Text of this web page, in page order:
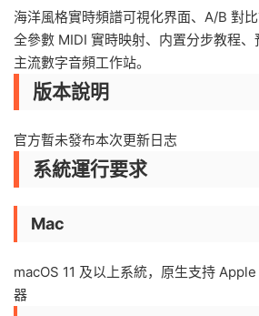
海洋風格實時頻譜可視化界面、A/B 對比
全參數 MIDI 實時映射、内置分步教程
主流數字音頻工作站。
版本說明
官方暫未發布本次更新日志
系統運行要求
Mac
macOS 11 及以上系統，原生支持
器